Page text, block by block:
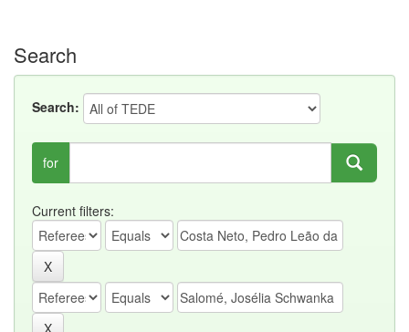
Search
Search:
for
Current filters: